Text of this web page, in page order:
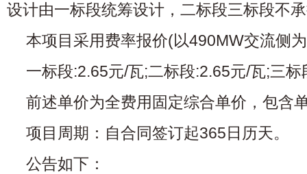
设计由一标段统筹设计，二标段三标段不
本项目采用费率报价(以490MW交流侧
一标段:2.65元/瓦;二标段:2.65元/瓦;三标
前述单价为全费用固定综合单价，包含
项目周期：自合同签订起365日历天。
公告如下：